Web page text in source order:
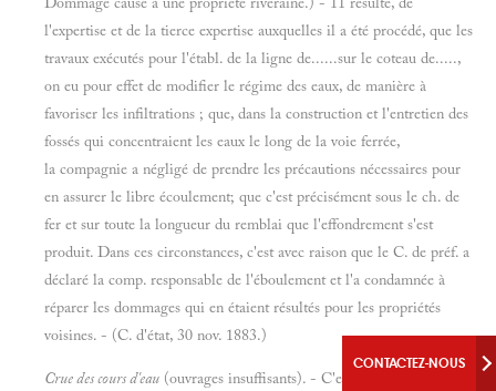
l'expertise et de la tierce expertise auxquelles il a été procédé, que les
travaux exécutés pour l'établ. de la ligne de......sur le coteau de.....,
on eu pour effet de modifier le régime des eaux, de manière à
favoriser les infiltrations ; que, dans la construction et l'entretien des
fossés qui concentraient les eaux le long de la voie ferrée,
la compagnie a négligé de prendre les précautions nécessaires pour
en assurer le libre écoulement; que c'est précisément sous le ch. de
fer et sur toute la longueur du remblai que l'effondrement s'est
produit. Dans ces circonstances, c'est avec raison que le C. de préf. a
déclaré la comp. responsable de l'éboulement et l'a condamnée à
réparer les dommages qui en étaient résultés pour les propriétés
voisines. - (C. d'état, 30 nov. 1883.)
Crue des cours d'eau (ouvrages insuffisants). - C'est à l'obstacle opposé
CONTACTEZ-NOUS